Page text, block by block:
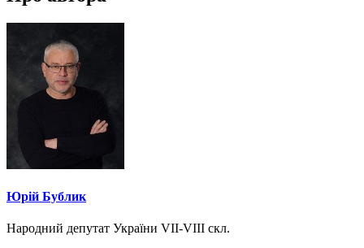
Юрій Бублик
Народний депутат України VII-VIII скл.